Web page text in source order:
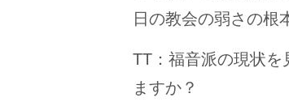
日の教会の弱さの根
TT：福音派の現状
ますか？